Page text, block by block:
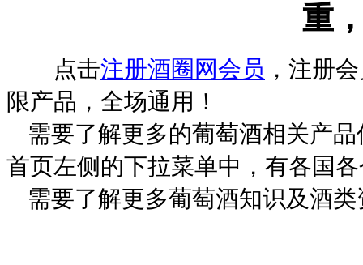
重
点击注册酒圈网会员 ，注册
限产品，全场通用！
需要了解更多的葡萄酒相关产
首页左侧的下拉菜单中，有各国
需要了解更多葡萄酒知识及酒